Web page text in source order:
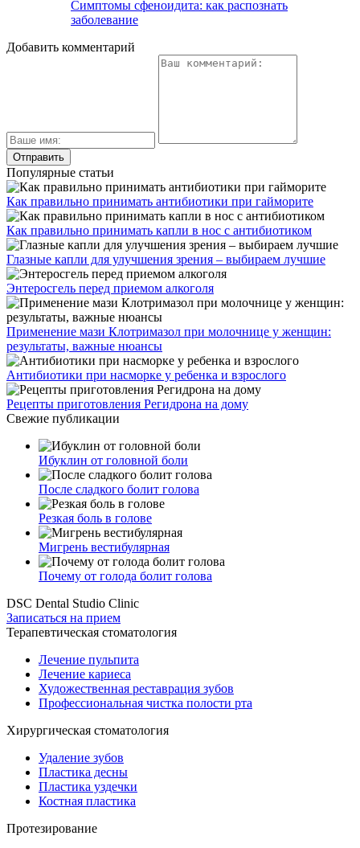
Симптомы сфеноидита: как распознать
заболевание
Добавить комментарий
Популярные статьи
Как правильно принимать антибиотики при гайморите
Как правильно принимать капли в нос с антибиотиком
Глазные капли для улучшения зрения – выбираем лучшие
Энтеросгель перед приемом алкоголя
Применение мази Клотримазол при молочнице у женщин:
результаты, важные нюансы
Антибиотики при насморке у ребенка и взрослого
Рецепты приготовления Регидрона на дому
Свежие публикации
Ибуклин от головной боли
После сладкого болит голова
Резкая боль в голове
Мигрень вестибулярная
Почему от голода болит голова
DSC Dental Studio Clinic
Записаться на прием
Терапевтическая стоматология
Лечение пульпита
Лечение кариеса
Художественная реставрация зубов
Профессиональная чистка полости рта
Хирургическая стоматология
Удаление зубов
Пластика десны
Пластика уздечки
Костная пластика
Протезирование